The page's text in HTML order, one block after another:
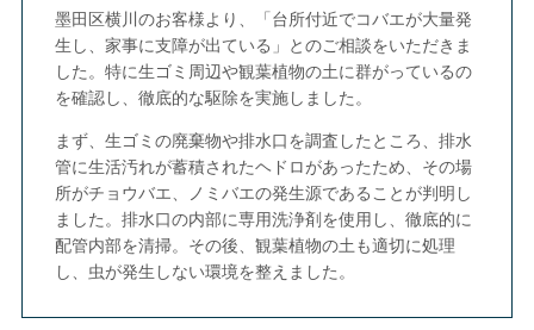
墨田区横川のお客様より、「台所付近でコバエが大量発
生し、家事に支障が出ている」とのご相談をいただきま
した。特に生ゴミ周辺や観葉植物の土に群がっているの
を確認し、徹底的な駆除を実施しました。
まず、生ゴミの廃棄物や排水口を調査したところ、排水
管に生活汚れが蓄積されたヘドロがあったため、その場
所がチョウバエ、ノミバエの発生源であることが判明し
ました。排水口の内部に専用洗浄剤を使用し、徹底的に
配管内部を清掃。その後、観葉植物の土も適切に処理
し、虫が発生しない環境を整えました。